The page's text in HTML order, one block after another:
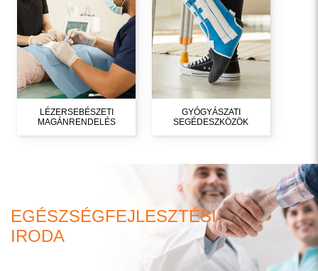
LÉZERSEBÉSZETI
MAGÁNRENDELÉS
GYÓGYÁSZATI
SEGÉDESZKÖZÖK
EGÉSZSÉGFEJLESZTÉSI
IRODA